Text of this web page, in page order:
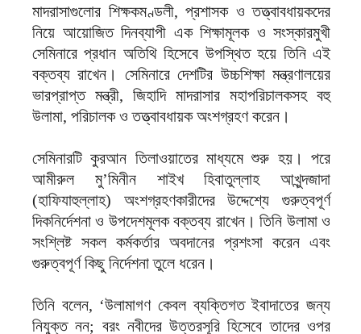
মাদরাসাগুলোর শিক্ষকমণ্ডলী, প্রশাসক ও তত্ত্বাবধায়কদের
নিয়ে আয়োজিত দিনব্যাপী এক শিক্ষামূলক ও সংস্কারমুখী
সেমিনারে প্রধান অতিথি হিসেবে উপস্থিত হয়ে তিনি এই
বক্তব্য রাখেন। সেমিনারে দেশটির উচ্চশিক্ষা মন্ত্রণালয়ের
ভারপ্রাপ্ত মন্ত্রী, জিহাদি মাদরাসার মহাপরিচালকসহ বহু
উলামা, পরিচালক ও তত্ত্বাবধায়ক অংশগ্রহণ করেন।
সেমিনারটি কুরআন তিলাওয়াতের মাধ্যমে শুরু হয়। পরে
আমীরুল মু’মিনীন শাইখ হিবাতুল্লাহ আখুন্দজাদা
(হাফিযাহুল্লাহ) অংশগ্রহণকারীদের উদ্দেশ্যে গুরুত্বপূর্ণ
দিকনির্দেশনা ও উপদেশমূলক বক্তব্য রাখেন। তিনি উলামা ও
সংশ্লিষ্ট সকল কর্মকর্তার অবদানের প্রশংসা করেন এবং
গুরুত্বপূর্ণ কিছু নির্দেশনা তুলে ধরেন।
তিনি বলেন, ‘উলামাগণ কেবল ব্যক্তিগত ইবাদাতের জন্য
নিযুক্ত নন; বরং নবীদের উত্তরসূরি হিসেবে তাদের ওপর